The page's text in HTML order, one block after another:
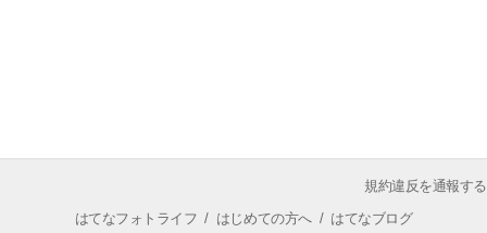
規約違反を通報する
はてなフォトライフ / はじめての方へ/ はてなブログ